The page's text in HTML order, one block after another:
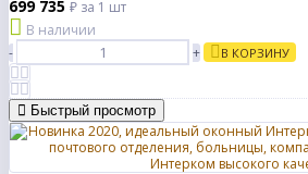
699 735 ₽ за 1 шт
В наличии
-
+ В КОРЗИНУ
Быстрый просмотр